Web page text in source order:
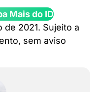
Mais do ID
2021. Sujeito a
sem aviso